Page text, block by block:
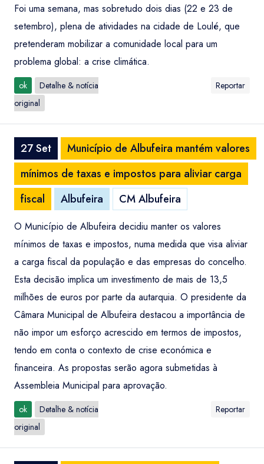
Foi uma semana, mas sobretudo dois dias (22 e 23 de
setembro), plena de atividades na cidade de Loulé, que
pretenderam mobilizar a comunidade local para um
problema global: a crise climática.
ok
Detalhe & notícia
original
Reportar
27 Set
Município de Albufeira mantém valores
mínimos de taxas e impostos para aliviar carga
fiscal
Albufeira CM Albufeira
O Município de Albufeira decidiu manter os valores
mínimos de taxas e impostos, numa medida que visa aliviar
a carga fiscal da população e das empresas do concelho.
Esta decisão implica um investimento de mais de 13,5
milhões de euros por parte da autarquia. O presidente da
Câmara Municipal de Albufeira destacou a importância de
não impor um esforço acrescido em termos de impostos,
tendo em conta o contexto de crise económica e
financeira. As propostas serão agora submetidas à
Assembleia Municipal para aprovação.
ok
Detalhe & notícia
original
Reportar